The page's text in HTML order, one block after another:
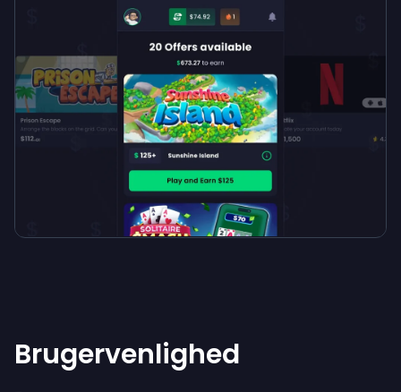
Brugervenlighed